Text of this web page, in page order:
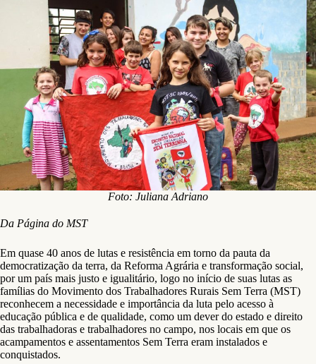
Foto: Juliana Adriano
Da Página do MST
Em quase 40 anos de lutas e resistência em torno da pauta da
democratização da terra, da Reforma Agrária e transformação social,
por um país mais justo e igualitário, logo no início de suas lutas as
famílias do Movimento dos Trabalhadores Rurais Sem Terra (MST)
reconhecem a necessidade e importância da luta pelo acesso à
educação pública e de qualidade, como um dever do estado e direito
das trabalhadoras e trabalhadores no campo, nos locais em que os
acampamentos e assentamentos Sem Terra eram instalados e
conquistados.